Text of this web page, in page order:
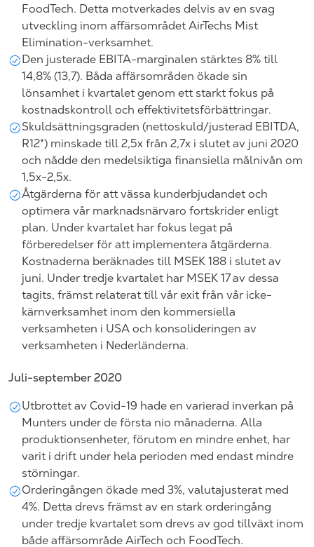
FoodTech. Detta motverkades delvis av en svag
utveckling inom affärsområdet AirTechs Mist
Elimination-verksamhet.
Den justerade EBITA-marginalen stärktes 8% till
14,8% (13,7). Båda affärsområden ökade sin
lönsamhet i kvartalet genom ett starkt fokus på
kostnadskontroll och effektivitetsförbättringar.
Skuldsättningsgraden (nettoskuld/justerad EBITDA,
R12*) minskade till 2,5x från 2,7x i slutet av juni 2020
och nådde den medelsiktiga finansiella målnivån om
1,5x-2,5x.
Åtgärderna för att vässa kunderbjudandet och
optimera vår marknadsnärvaro fortskrider enligt
plan. Under kvartalet har fokus legat på
förberedelser för att implementera åtgärderna.
Kostnaderna beräknades till MSEK 188 i slutet av
juni. Under tredje kvartalet har MSEK 17 av dessa
tagits, främst relaterat till vår exit från vår icke-
kärnverksamhet inom den kommersiella
verksamheten i USA och konsolideringen av
verksamheten i Nederländerna.
Juli-september 2020
Utbrottet av Covid-19 hade en varierad inverkan på
Munters under de första nio månaderna. Alla
produktionsenheter, förutom en mindre enhet, har
varit i drift under hela perioden med endast mindre
störningar.
Orderingången ökade med 3%, valutajusterat med
4%. Detta drevs främst av en stark orderingång
under tredje kvartalet som drevs av god tillväxt inom
både affärsområde AirTech och FoodTech.